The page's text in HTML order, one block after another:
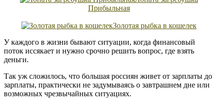
Прибыльная
Золотая рыбка в кошелек
У каждого в жизни бывают ситуации, когда финансовый
поток иссякает и нужно срочно решить вопрос, где взять
деньги.
Так уж сложилось, что большая россиян живет от зарплаты до
зарплаты, практически не задумываясь о завтрашнем дне или
возможных чрезвычайных ситуациях.